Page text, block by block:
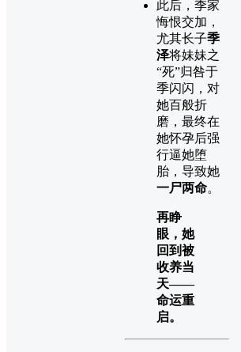
此后，季家
悔恨交加，
尤其长子季
泽将妹妹之
“死”归咎于
季闪闪，对
她百般折
磨，最终在
她怀孕后强
行逼她堕
胎，导致她
一尸两命。
再睁
眼，她
回到被
收养当
天——
命运重
启。